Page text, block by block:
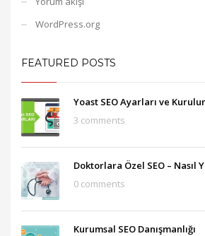
WordPress.org
FEATURED POSTS
Yoast SEO Ayarları ve
3 comments
Doktorlara Özel SEO – Nasıl
0 comments
Kurumsal SEO Danışmanlığı